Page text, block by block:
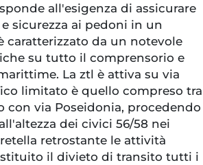
all'esigenza di assicurare
sicurezza ai pedoni in un
caratterizzato da un notevole
su tutto il comprensorio e
La ztl è attiva su via
limitato è quello compreso tra
con via Poseidonia, procedendo
dei civici 56/58 nei
retrostante le attività
il divieto di transito tutti i